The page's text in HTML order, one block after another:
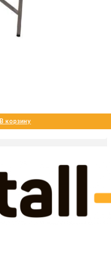
В корзину